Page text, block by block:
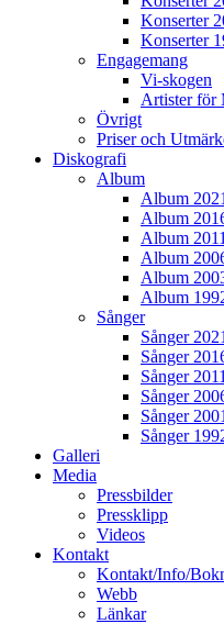
Konserter
Konserter
Engagemang
Vi-skogen
Artister för
Övrigt
Priser och
Diskografi
Album
Album
Album
Album
Album
Album
Album
Sånger
Sånger
Sånger
Sånger
Sånger
Sånger
Sånger
Galleri
Media
Pressbilder
Pressklipp
Videos
Kontakt
Kontakt/Info/
Webb
Länkar